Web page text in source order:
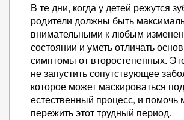
В те дни, когда у детей режутся
родители должны быть
внимательными к любым
состоянии и уметь отличать
симптомы от второстепенных.
не запустить сопутствующее
которое может маскироваться под
естественный процесс, и
пережить этот трудный период.